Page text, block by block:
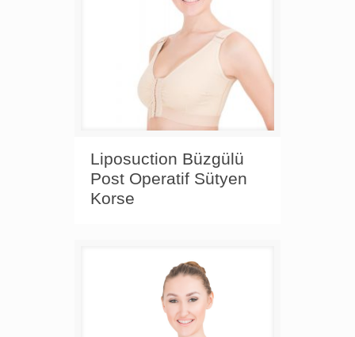
Liposuction Büzgülü
Post Operatif Sütyen
Korse